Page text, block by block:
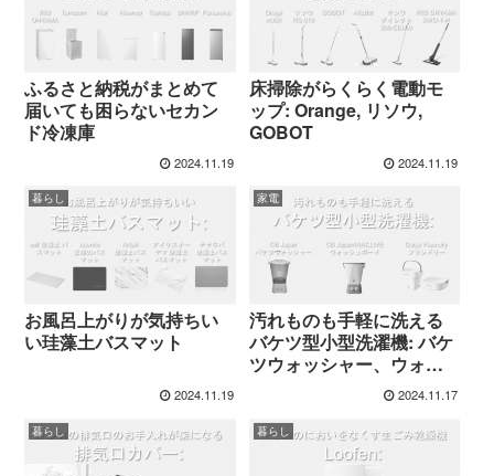
ふるさと納税がまとめて
届いても困らないセカン
ド冷凍庫
2024.11.19
床掃除がらくらく電動モ
ップ: Orange, リソウ,
GOBOT
2024.11.19
暮らし
お風呂上がりが気持ちい
い珪藻土バスマット
2024.11.19
家電
汚れものも手軽に洗える
バケツ型小型洗濯機: バケ
ツウォッシャー、ウォッ
2024.11.17
暮らし 暮らし